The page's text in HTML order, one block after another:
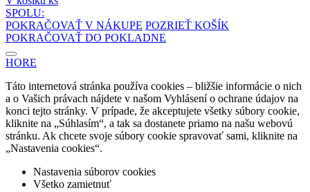
SPOLU:
POKRAČOVAŤ V NÁKUPE POZRIEŤ KOŠÍK
POKRAČOVAŤ DO POKLADNE
HORE
Táto internetová stránka používa cookies – bližšie informácie o nich
a o Vašich právach nájdete v našom Vyhlásení o ochrane údajov na
konci tejto stránky. V prípade, že akceptujete všetky súbory cookie,
kliknite na „Súhlasím“, a tak sa dostanete priamo na našu webovú
stránku. Ak chcete svoje súbory cookie spravovať sami, kliknite na
„Nastavenia cookies“.
Nastavenia súborov cookies
Všetko zamietnuť